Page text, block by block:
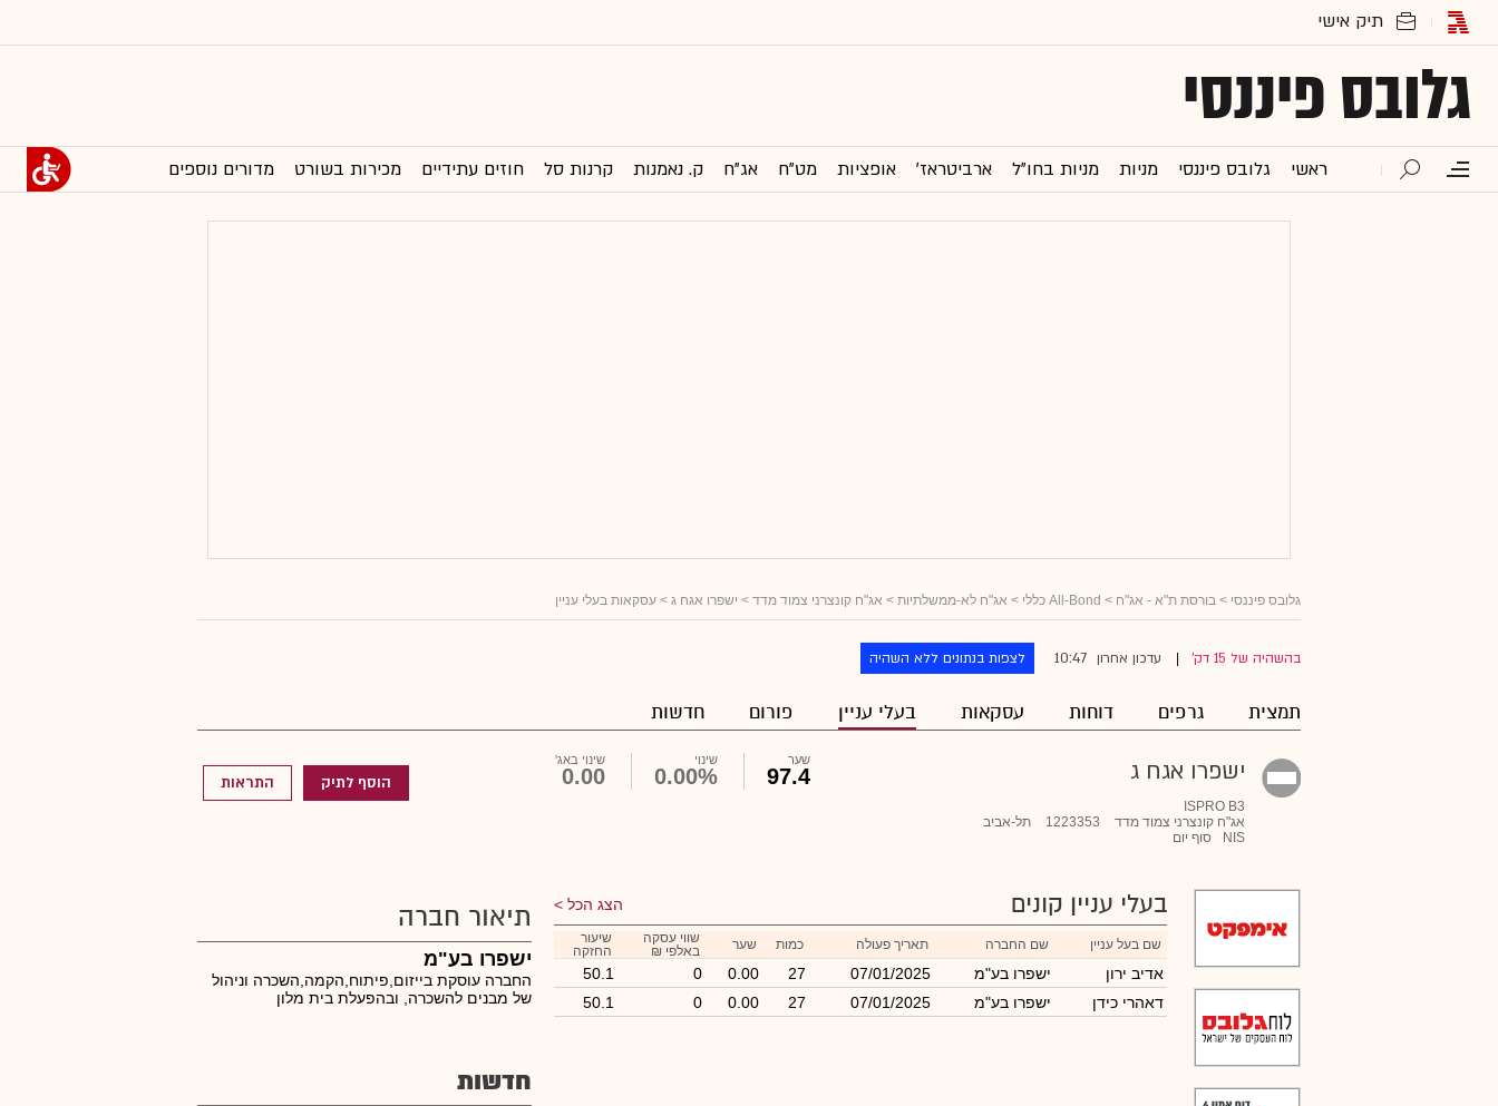
גלובס פיננסי
ראשי גלובס פיננסי מניות מניות בחו"ל ארביטראז' אופציות מט"ח אג"ח ק. נאמנות קרנות סל חוזים עתידיים מכירות בשורט מדורים נוספים
גלובס פיננסי > בורסת ת"א - אג"ח > All-Bond כללי > אג"ח לא-ממשלתיות > אג"ח קונצרני צמוד מדד > ישפרו אגח ג > עסקאות בעלי עניין
בהשהיה של 15 דק' עדכון אחרון 10:47 לצפות בנתונים ללא השהיה
תמצית גרפים דוחות עסקאות בעלי עניין פורום חדשות
ישפרו אגח ג
ISPRO B3
אג"ח קונצרני צמוד מדד
1223353
תל-אביב
NIS
סוף יום
שער
97.4
שינוי
0.00%
שינוי באג'
0.00 הוסף לתיק התראות
בעלי עניין קונים הצג הכל
שם בעל עניין שם החברה תאריך פעולה כמות שער
שווי עסקה
באלפי ₪
שיעור
החזקה
אדיב ירון ישפרו בע"מ 07/01/2025
27
0.00
0
50.1
דאהרי כידן
ישפרו בע"מ 07/01/2025
27
0.00
0
50.1
תיאור חברה
ישפרו בע"מ
החברה עוסקת בייזום,פיתוח,הקמה,השכרה וניהול
של מבנים להשכרה, ובהפעלת בית מלון
חדשות